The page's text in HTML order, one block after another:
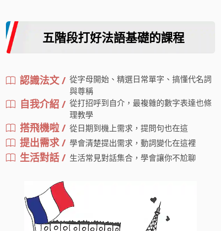
五階段打好法語基礎的課程
認識法文 / 從字母開始、精選日常單字、搞懂代名詞
與尊稱
自我介紹 / 從打招呼到自介，最複雜的數字表達也條
理教學
搭飛機啦 / 從日期到機上需求，提問句也在這
提出需求 / 學會清楚提出需求，動詞變化在這裡
生活對話 / 生活常見對話集合，學會讓你不尬聊